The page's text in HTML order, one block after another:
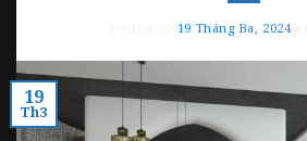
19 Tháng Ba, 2024by
19
Th3